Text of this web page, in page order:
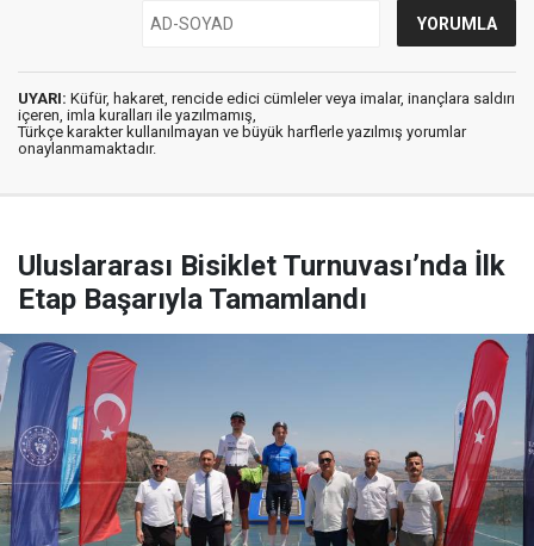
UYARI: Küfür, hakaret, rencide edici cümleler veya imalar, inançlara saldırı
içeren, imla kuralları ile yazılmamış,
Türkçe karakter kullanılmayan ve büyük harflerle yazılmış yorumlar
onaylanmamaktadır.
Uluslararası Bisiklet Turnuvası’nda İlk
Etap Başarıyla Tamamlandı